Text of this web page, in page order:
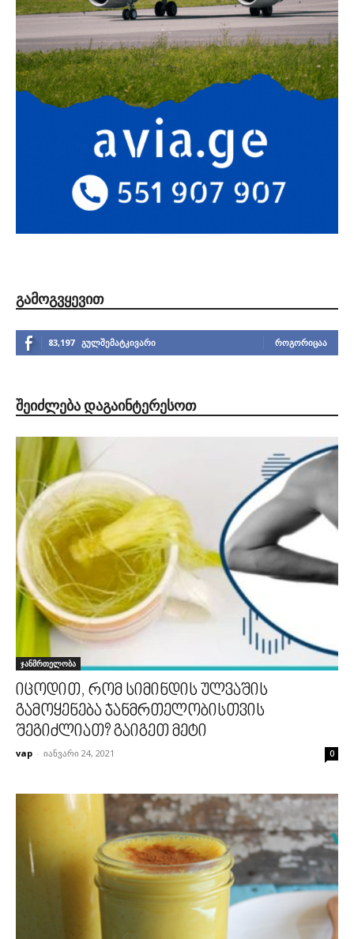
ᲒᲐᲛᲝᲒᲕᲧᲔᲕᲘᲗ
83,197 გულშემატკივარი ᲠᲝᲒᲝᲠᲘᲪᲐᲐ
ᲨᲔᲘᲫᲚᲔᲑᲐ ᲓᲐᲒᲐᲘᲜᲢᲔᲠᲔᲡᲝᲗ
ჯანმრთელობა
იცოდით, რომ სიმინდის ულვაშის
გამოყენება ჯანმრთელობისთვის
შეგიძლიათ? გაიგეთ მეტი
vap - იანვარი 24, 2021 0